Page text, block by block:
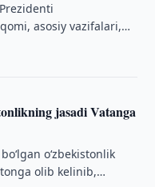
asosiy vazifalari,
…
jasadi Vatanga
o‘zbekistonlik
olib kelinib,